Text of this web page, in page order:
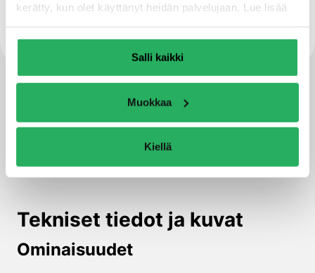
kerätty, kun olet käyttänyt heidän palvelujaan. Lue lisää
Salli kaikki
Muokkaa
Kiellä
Helppokäyttöinen
Tekniset tiedot ja kuvat
Ominaisuudet